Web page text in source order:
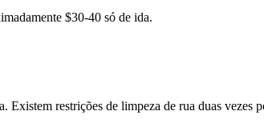
$30-40 só de ida.
Existem restrições de limpeza de rua duas